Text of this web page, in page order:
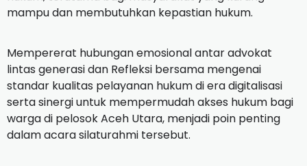
mampu dan membutuhkan kepastian hukum.
​Mempererat hubungan emosional antar advokat
lintas generasi dan Refleksi bersama mengenai
standar kualitas pelayanan hukum di era digitalisasi
serta sinergi untuk mempermudah akses hukum bagi
warga di pelosok Aceh Utara, menjadi poin penting
dalam acara silaturahmi tersebut.